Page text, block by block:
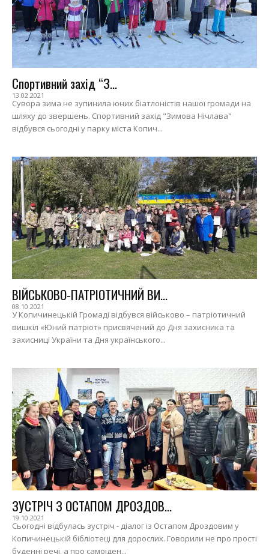
Спортивний захід “З...
13.02.2021
Сувора зима не зупинила юних біатлоністів нашої громади на
шляху до звершень. Спортивний захід "Зимова Нічлава"
відбувся сьогодні у парку міста Копич...
ВІЙСЬКОВО-ПАТРІОТИЧНИЙ ВИ...
08.10.2021
У Копичинецькій Громаді відбувся військово – патріотичний
вишкіл «Юний патріот» присвячений до Дня захисника та
захисниці України та Дня українського...
ЗУСТРІЧ З ОСТАПОМ ДРОЗДОВ...
19.10.2021
Сьогодні відбулась зустріч - діалог із Остапом Дроздовим у
Копичинецькій бібліотеці для дорослих. Говорили не про прості
буденні речі, а про самоіден...